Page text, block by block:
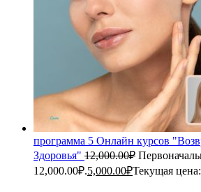
программа 5 Онлайн курсов
Здоровья" 12,000.00₽
12,000.00₽.5,000.00₽Текущая